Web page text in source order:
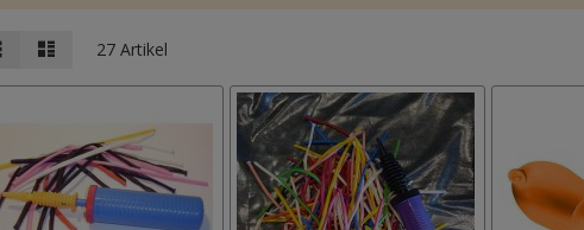
Raster 27 Artikel